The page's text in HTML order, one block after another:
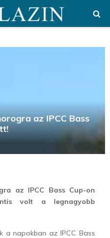
az IPCC Bass
az IPCC Bass Cup-on
volt a legnagyobb
a napokban az IPCC Bass